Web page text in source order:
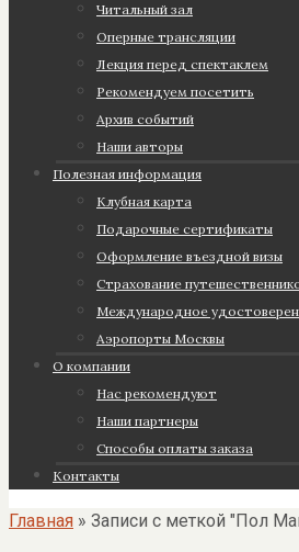
Читальный зал
Оперные трансляции
Лекция перед спектаклем
Рекомендуем посетить
Архив событий
Наши авторы
Полезная информация
Клубная карта
Подарочные сертификаты
Оформление въездной визы
Страхование
Международное
Аэропорты Москвы
О компании
Нас рекомендуют
Наши партнеры
Cпособы оплаты заказа
Контакты
Главная » Записи с меткой "Пол